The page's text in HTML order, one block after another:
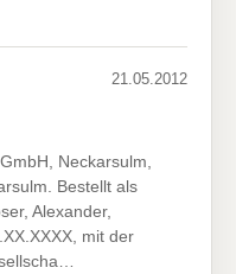
21.05.2012
Neckarsulm,
Bestellt als
Alexander,
mit der